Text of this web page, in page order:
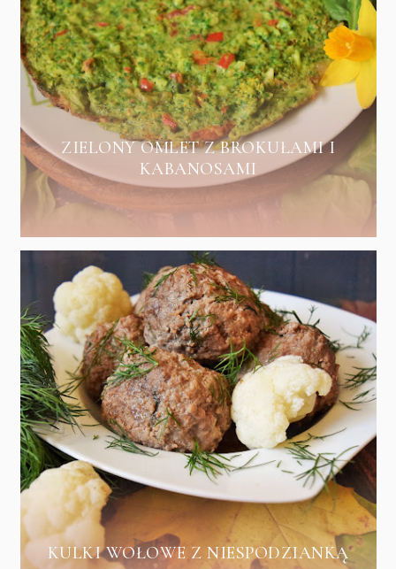
ZIELONY OMLET Z BROKUŁAMI I
KABANOSAMI
KULKI WOŁOWE Z NIESPODZIANKĄ